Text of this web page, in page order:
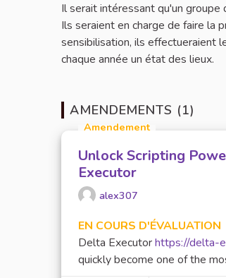
Il serait intéressant qu'un
Ils seraient en charge de faire la
sensibilisation, ils effectueraient
chaque année un état des lieux.
AMENDEMENTS (1)
Amendement
Unlock Scripting
Executor
alex307
EN COURS D'ÉVALUATION
Delta Executorhttps://delta-
quickly become one of the